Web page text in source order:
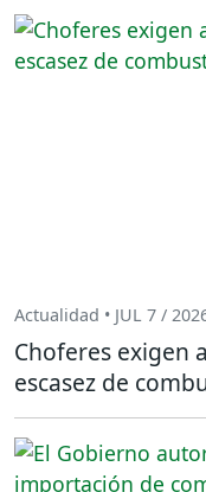
Actualidad • JUL 7 /
Choferes exigen
escasez de